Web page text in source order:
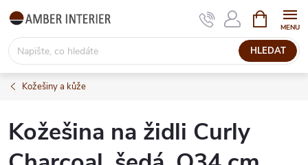
Přejít
obsah
HLEDAT
NÁKUPNÍ
KOŠÍK
Kožešiny a kůže
Kožešina na židli Curly